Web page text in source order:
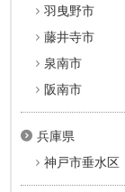
羽曳野市
藤井寺市
泉南市
阪南市
兵庫県
神戸市垂水区